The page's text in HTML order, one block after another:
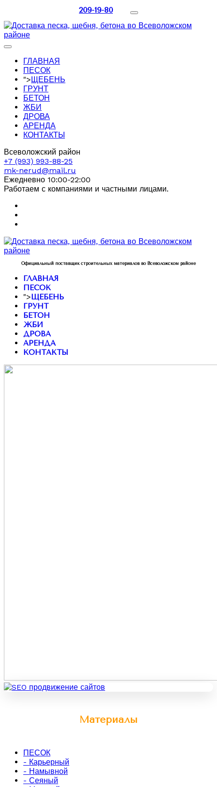
209-19-80
ГЛАВНАЯ
ПЕСОК
">ЩЕБЕНЬ
ГРУНТ
БЕТОН
ЖБИ
ДРОВА
АРЕНДА
КОНТАКТЫ
Всеволожский район
+7 (993) 993-88-25
mk-nerud@mail.ru
Ежедневно 10:00-22:00
Работаем с компаниями и частными лицами.
Официальный поставщик строительных материалов во Всеволожском районе
ГЛАВНАЯ
ПЕСОК
">ЩЕБЕНЬ
ГРУНТ
БЕТОН
ЖБИ
ДРОВА
АРЕНДА
КОНТАКТЫ
Материалы
ПЕСОК
- Карьерный
- Намывной
- Сеяный